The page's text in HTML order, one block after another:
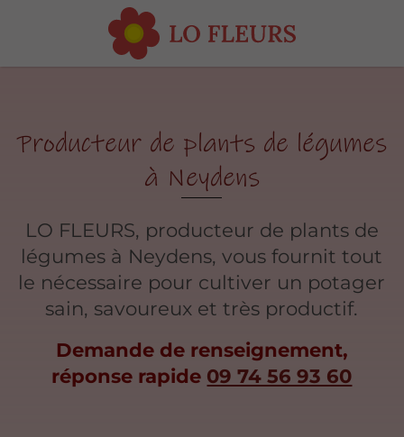
Producteur de plants de légumes
à Neydens
LO FLEURS, producteur de plants de
légumes à Neydens, vous fournit tout
le nécessaire pour cultiver un potager
sain, savoureux et très productif.
Demande de renseignement,
réponse rapide 09 74 56 93 60